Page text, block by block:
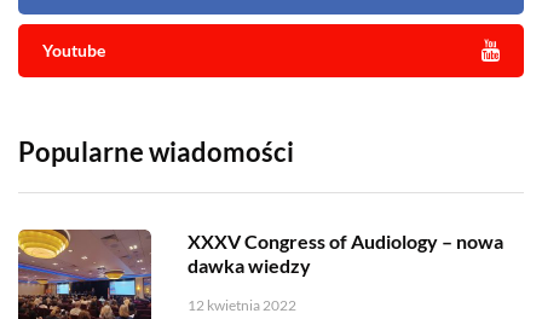
Youtube
Popularne wiadomości
XXXV Congress of Audiology – nowa
dawka wiedzy
12 kwietnia 2022